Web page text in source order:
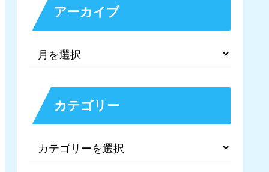
アーカイブ
カテゴリー